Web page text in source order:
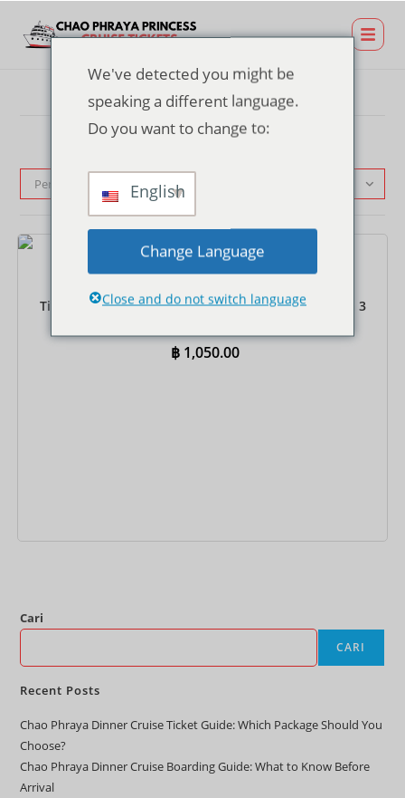
Pengurutan standar
Tiket Dinner Cruise di Dermaga TERMINAL 21 Rama 3
฿ 1,050.00
Cari
CARI
Recent Posts
Chao Phraya Dinner Cruise Ticket Guide: Which Package Should You
Choose?
Chao Phraya Dinner Cruise Boarding Guide: What to Know Before
Arrival
We've detected you might be
speaking a different language.
Do you want to change to:
English
Change Language
Close and do not switch language